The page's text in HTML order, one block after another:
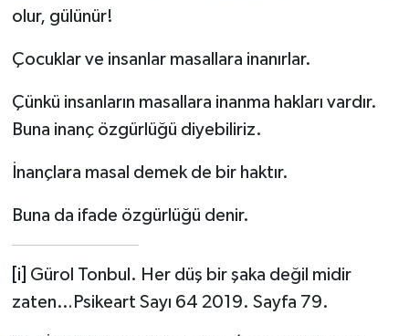
olur, gülünür!
Çocuklar ve insanlar masallara inanırlar.
Çünkü insanların masallara inanma hakları vardır.
Buna inanç özgürlüğü diyebiliriz.
İnançlara masal demek de bir haktır.
Buna da ifade özgürlüğü denir.
[i] Gürol Tonbul. Her düş bir şaka değil midir
zaten…Psikeart Sayı 64 2019. Sayfa 79.